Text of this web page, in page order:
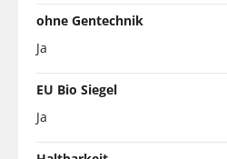
ohne Gentechnik
Ja
EU Bio Siegel
Ja